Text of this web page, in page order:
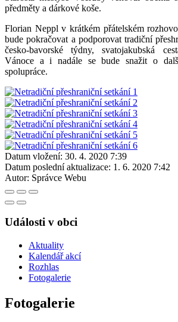
předměty a dárkové koše.
Florian Neppl v krátkém přátelském
bude pokračovat a podporovat tradiční
česko-bavorské týdny, svatojakubská
Vánoce a i nadále se bude snažit o
spolupráce.
Datum vložení: 30. 4. 2020 7:39
Datum poslední aktualizace: 1. 6. 2020 7:42
Autor: Správce Webu
Události v obci
Aktuality
Kalendář akcí
Rozhlas
Fotogalerie
Fotogalerie